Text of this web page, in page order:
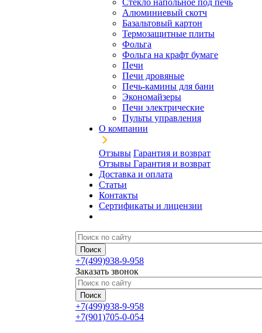
Стекло напольное под печь
Алюминиевый скотч
Базальтовый картон
Термозащитные плиты
Фольга
Фольга на крафт бумаге
Печи
Печи дровяные
Печь-камины для бани
Экономайзеры
Печи электрические
Пульты управления
О компании
Отзывы Гарантия и возврат
Отзывы Гарантия и возврат
Доставка и оплата
Статьи
Контакты
Сертификаты и лицензии
+7(499)938-9-958
Заказать звонок
+7(499)938-9-958
+7(901)705-0-054